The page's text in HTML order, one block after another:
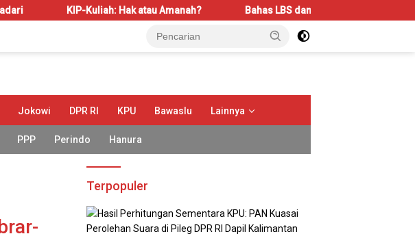
Hak atau Amanah? Bahas LBS dan LP2B, REI Kalbar Dorong Keseimbangan
Jokowi DPR RI KPU Bawaslu Lainnya
PPP Perindo Hanura
Terpopuler